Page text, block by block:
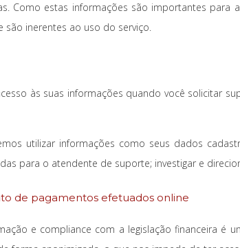
Como estas informações são importantes
são inerentes ao uso do serviço.
às suas informações quando você solicitar
utilizar informações como seus dados
para o atendente de suporte; investigar e
de pagamentos efetuados online
e compliance com a legislação financeira é